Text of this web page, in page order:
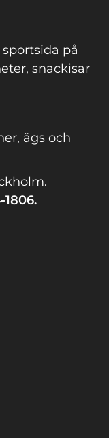
på
snackisar
ägs och
1806.